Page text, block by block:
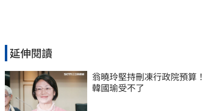
延伸閱讀
翁曉玲堅持刪凍行政院預算！
韓國瑜受不了